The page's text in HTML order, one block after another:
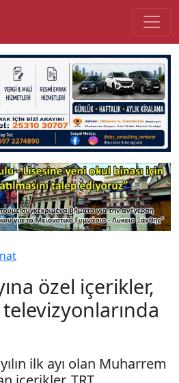
özel içerikler,
ilk ayı olan Muharrem